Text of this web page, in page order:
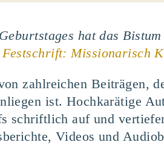
hat das Bistum
Missionarisch
zahl­rei­chen Bei­trä­gen,
ist. Hoch­ka­rä­ti­ge
schrift­lich auf und
Vide­os und